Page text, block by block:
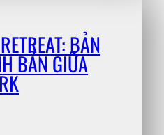
BẢN
BẢN GIỮA